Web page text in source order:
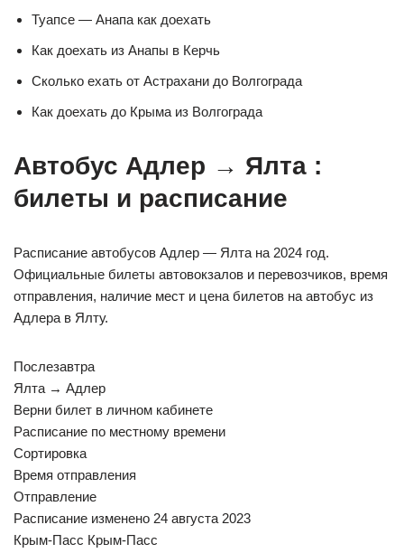
Туапсе — Анапа как доехать
Как доехать из Анапы в Керчь
Сколько ехать от Астрахани до Волгограда
Как доехать до Крыма из Волгограда
Автобус Адлер → Ялта :
билеты и расписание
Расписание автобусов Адлер — Ялта на 2024 год.
Официальные билеты автовокзалов и перевозчиков, время
отправления, наличие мест и цена билетов на автобус из
Адлера в Ялту.
Послезавтра
Ялта → Адлер
Верни билет в личном кабинете
Расписание по местному времени
Сортировка
Время отправления
Отправление
Расписание изменено 24 августа 2023
Крым-Пасс Крым-Пасс